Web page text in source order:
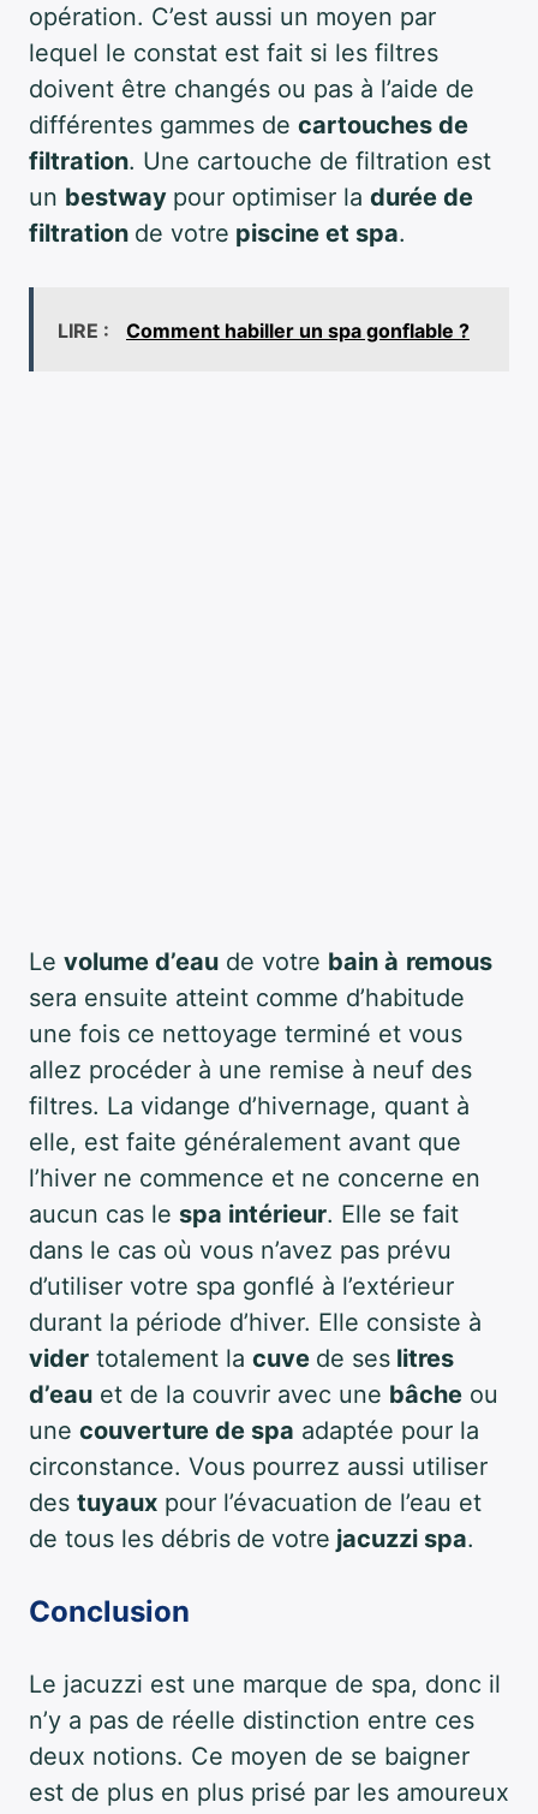
opération. C’est aussi un moyen par
lequel le constat est fait si les filtres
doivent être changés ou pas à l’aide de
différentes gammes de cartouches de
filtration. Une cartouche de filtration est
un bestway pour optimiser la durée de
filtration de votre piscine et spa.
LIRE : Comment habiller un spa gonflable ?
Le volume d’eau de votre bain à remous
sera ensuite atteint comme d’habitude
une fois ce nettoyage terminé et vous
allez procéder à une remise à neuf des
filtres. La vidange d’hivernage, quant à
elle, est faite généralement avant que
l’hiver ne commence et ne concerne en
aucun cas le spa intérieur. Elle se fait
dans le cas où vous n’avez pas prévu
d’utiliser votre spa gonflé à l’extérieur
durant la période d’hiver. Elle consiste à
vider totalement la cuve de ses litres
d’eau et de la couvrir avec une bâche ou
une couverture de spa adaptée pour la
circonstance. Vous pourrez aussi utiliser
des tuyaux pour l’évacuation de l’eau et
de tous les débris de votre jacuzzi spa.
Conclusion
Le jacuzzi est une marque de spa, donc il
n’y a pas de réelle distinction entre ces
deux notions. Ce moyen de se baigner
est de plus en plus prisé par les amoureux